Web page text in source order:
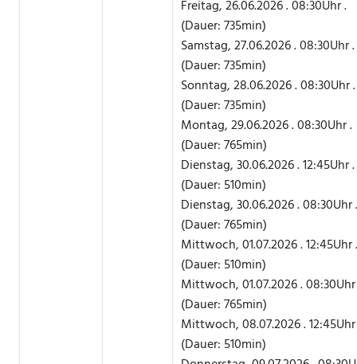
Freitag, 26.06.2026 . 08:30Uhr .
(Dauer: 735min)
Samstag, 27.06.2026 . 08:30Uhr .
(Dauer: 735min)
Sonntag, 28.06.2026 . 08:30Uhr .
(Dauer: 735min)
Montag, 29.06.2026 . 08:30Uhr .
(Dauer: 765min)
Dienstag, 30.06.2026 . 12:45Uhr .
(Dauer: 510min)
Dienstag, 30.06.2026 . 08:30Uhr .
(Dauer: 765min)
Mittwoch, 01.07.2026 . 12:45Uhr .
(Dauer: 510min)
Mittwoch, 01.07.2026 .
(Dauer: 765min)
Mittwoch, 08.07.2026 .
(Dauer: 510min)